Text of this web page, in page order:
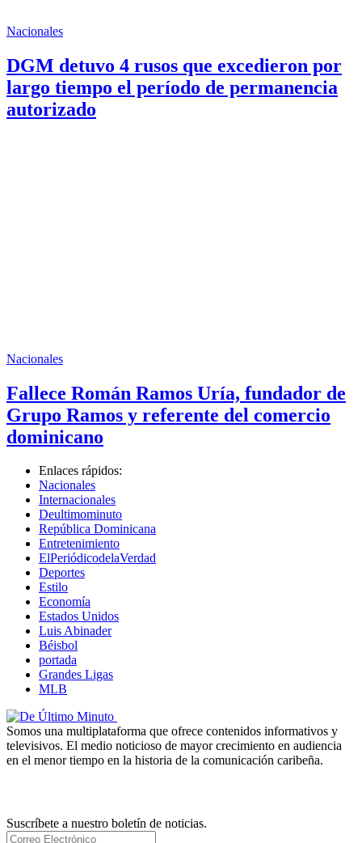
Nacionales
DGM detuvo 4 rusos que excedieron por
largo tiempo el período de permanencia
autorizado
Nacionales
Fallece Román Ramos Uría, fundador de
Grupo Ramos y referente del comercio
dominicano
Enlaces rápidos:
Nacionales
Internacionales
Deultimominuto
República Dominicana
Entretenimiento
ElPeriódicodelaVerdad
Deportes
Estilo
Economía
Estados Unidos
Luis Abinader
Béisbol
portada
Grandes Ligas
MLB
Somos una multiplataforma que ofrece contenidos informativos y
televisivos. El medio noticioso de mayor crecimiento en audiencia
en el menor tiempo en la historia de la comunicación caribeña.
Suscríbete a nuestro boletín de noticias.